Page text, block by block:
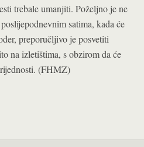
trebale umanjiti. Poželjno je ne
satima, kada će
preporučljivo je posvetiti
na izletištima, s obzirom da će
(FHMZ)